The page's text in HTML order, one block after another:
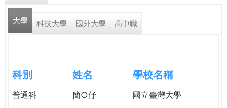
格。
e
e
r
大學 科技大學 國外大學 高中職
科別 姓名 學校名稱
普通科 簡○伃
國立臺灣大學